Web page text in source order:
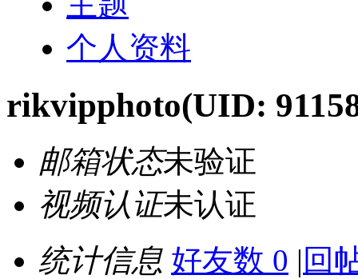
个人资料
rikvipphoto(UID:
邮箱状态未验证
视频认证未认证
统计信息 好友数 0 | 回